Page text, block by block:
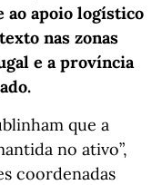
ao apoio logístico
nas zonas
e a província
que a
no ativo”,
coordenadas